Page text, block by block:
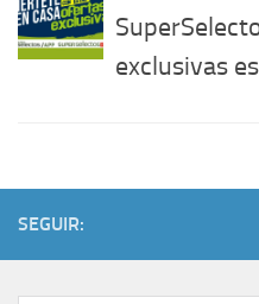
exclusivas
SEGUIR: